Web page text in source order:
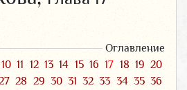
Оглавление
10 11 12 13 14 15 16 17 18 19 20
28 29 30 31 32 33 34 35 36